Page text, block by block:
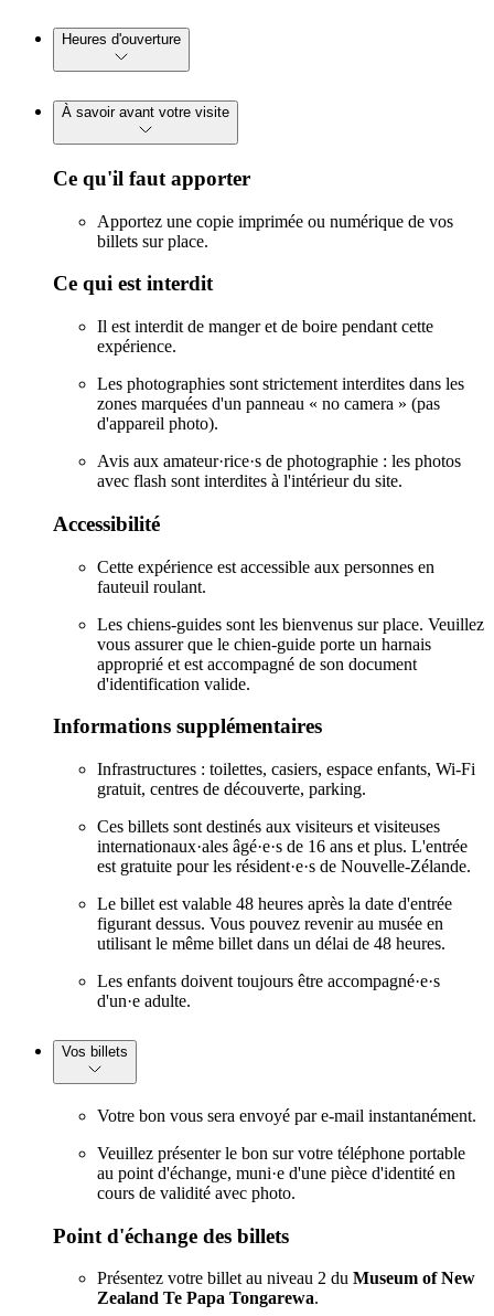
Heures d'ouverture
À savoir avant votre visite
Ce qu'il faut apporter
Apportez une copie imprimée ou numérique de vos
billets sur place.
Ce qui est interdit
Il est interdit de manger et de boire pendant cette
expérience.
Les photographies sont strictement interdites dans les
zones marquées d'un panneau « no camera » (pas
d'appareil photo).
Avis aux amateur·rice·s de photographie : les photos
avec flash sont interdites à l'intérieur du site.
Accessibilité
Cette expérience est accessible aux personnes en
fauteuil roulant.
Les chiens-guides sont les bienvenus sur place. Veuillez
vous assurer que le chien-guide porte un harnais
approprié et est accompagné de son document
d'identification valide.
Informations supplémentaires
Infrastructures : toilettes, casiers, espace enfants, Wi-Fi
gratuit, centres de découverte, parking.
Ces billets sont destinés aux visiteurs et visiteuses
internationaux·ales âgé·e·s de 16 ans et plus. L'entrée
est gratuite pour les résident·e·s de Nouvelle-Zélande.
Le billet est valable 48 heures après la date d'entrée
figurant dessus. Vous pouvez revenir au musée en
utilisant le même billet dans un délai de 48 heures.
Les enfants doivent toujours être accompagné·e·s
d'un·e adulte.
Vos billets
Votre bon vous sera envoyé par e-mail instantanément.
Veuillez présenter le bon sur votre téléphone portable
au point d'échange, muni·e d'une pièce d'identité en
cours de validité avec photo.
Point d'échange des billets
Présentez votre billet au niveau 2 du Museum of New
Zealand Te Papa Tongarewa.